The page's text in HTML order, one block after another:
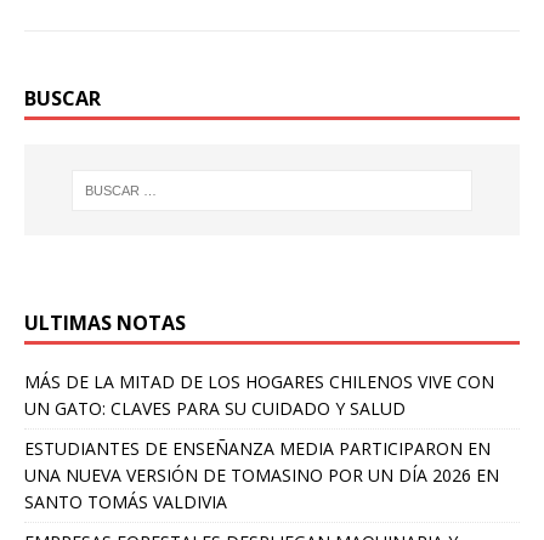
BUSCAR
ULTIMAS NOTAS
MÁS DE LA MITAD DE LOS HOGARES CHILENOS VIVE CON
UN GATO: CLAVES PARA SU CUIDADO Y SALUD
ESTUDIANTES DE ENSEÑANZA MEDIA PARTICIPARON EN
UNA NUEVA VERSIÓN DE TOMASINO POR UN DÍA 2026 EN
SANTO TOMÁS VALDIVIA